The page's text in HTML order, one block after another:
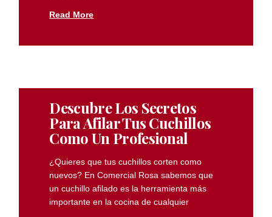
Read More
Descubre Los Secretos
Para Afilar Tus Cuchillos
Como Un Profesional
¿Quieres que tus cuchillos corten como
nuevos? En Comercial Rosa sabemos que
un cuchillo afilado es la herramienta más
importante en la cocina de cualquier